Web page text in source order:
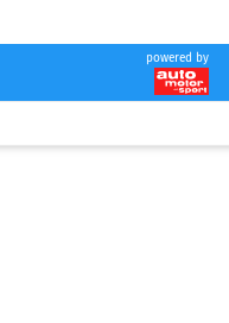
powered by